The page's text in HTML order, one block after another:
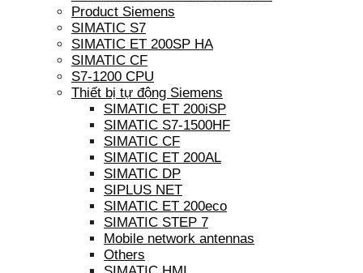
Product Siemens
SIMATIC S7
SIMATIC ET 200SP HA
SIMATIC CF
S7-1200 CPU
Thiết bị tự động Siemens
SIMATIC ET 200iSP
SIMATIC S7-1500HF
SIMATIC CF
SIMATIC ET 200AL
SIMATIC DP
SIPLUS NET
SIMATIC ET 200eco
SIMATIC STEP 7
Mobile network antennas
Others